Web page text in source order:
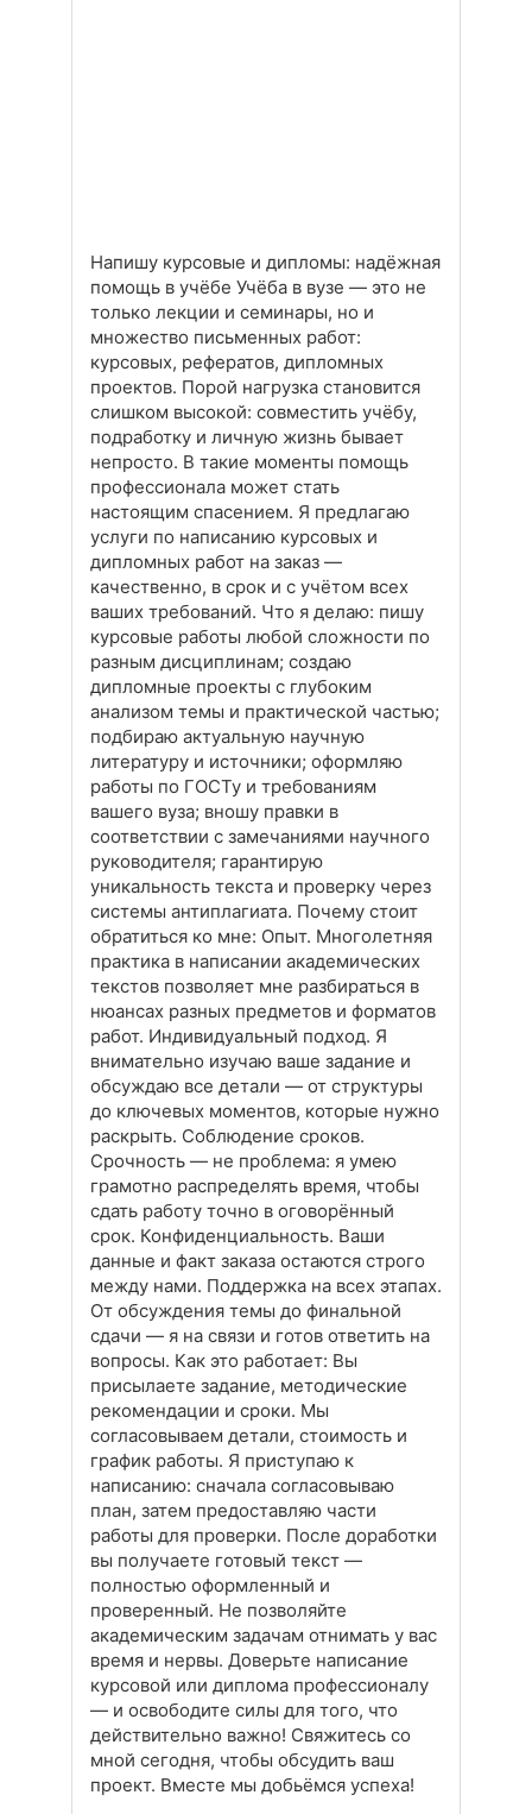
Напишу курсовые и дипломы: надёжная
помощь в учёбе Учёба в вузе — это не
только лекции и семинары, но и
множество письменных работ:
курсовых, рефератов, дипломных
проектов. Порой нагрузка становится
слишком высокой: совместить учёбу,
подработку и личную жизнь бывает
непросто. В такие моменты помощь
профессионала может стать
настоящим спасением. Я предлагаю
услуги по написанию курсовых и
дипломных работ на заказ —
качественно, в срок и с учётом всех
ваших требований. Что я делаю: пишу
курсовые работы любой сложности по
разным дисциплинам; создаю
дипломные проекты с глубоким
анализом темы и практической частью;
подбираю актуальную научную
литературу и источники; оформляю
работы по ГОСТу и требованиям
вашего вуза; вношу правки в
соответствии с замечаниями научного
руководителя; гарантирую
уникальность текста и проверку через
системы антиплагиата. Почему стоит
обратиться ко мне: Опыт. Многолетняя
практика в написании академических
текстов позволяет мне разбираться в
нюансах разных предметов и форматов
работ. Индивидуальный подход. Я
внимательно изучаю ваше задание и
обсуждаю все детали — от структуры
до ключевых моментов, которые нужно
раскрыть. Соблюдение сроков.
Срочность — не проблема: я умею
грамотно распределять время, чтобы
сдать работу точно в оговорённый
срок. Конфиденциальность. Ваши
данные и факт заказа остаются строго
между нами. Поддержка на всех этапах.
От обсуждения темы до финальной
сдачи — я на связи и готов ответить на
вопросы. Как это работает: Вы
присылаете задание, методические
рекомендации и сроки. Мы
согласовываем детали, стоимость и
график работы. Я приступаю к
написанию: сначала согласовываю
план, затем предоставляю части
работы для проверки. После доработки
вы получаете готовый текст —
полностью оформленный и
проверенный. Не позволяйте
академическим задачам отнимать у вас
время и нервы. Доверьте написание
курсовой или диплома профессионалу
— и освободите силы для того, что
действительно важно! Свяжитесь со
мной сегодня, чтобы обсудить ваш
проект. Вместе мы добьёмся успеха!